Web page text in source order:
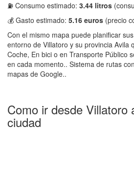
⛽ Consumo estimado: 3.44 litros
💰 Gasto estimado: 5.16 euros (precio
Con el mismo mapa puede planificar sus
entorno de Villatoro y su provincia Avila
Coche, En bici o en Transporte Público
en cada momento.. Sistema de rutas
mapas de Google..
Como ir desde Villatoro
ciudad